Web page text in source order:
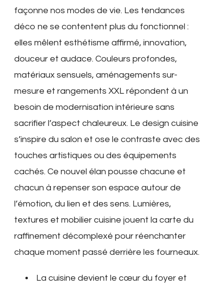
pour
transformer
moderniser
votre
façonne nos modes de vie. Les tendances
déco ne se contentent plus du fonctionnel :
elles mêlent esthétisme affirmé, innovation,
douceur et audace. Couleurs profondes,
matériaux sensuels, aménagements sur-
mesure et rangements XXL répondent à un
besoin de modernisation intérieure sans
sacrifier l’aspect chaleureux. Le design cuisine
s’inspire du salon et ose le contraste avec des
touches artistiques ou des équipements
cachés. Ce nouvel élan pousse chacune et
chacun à repenser son espace autour de
l’émotion, du lien et des sens. Lumières,
textures et mobilier cuisine jouent la carte du
raffinement décomplexé pour réenchanter
chaque moment passé derrière les fourneaux.
La cuisine devient le cœur du foyer et